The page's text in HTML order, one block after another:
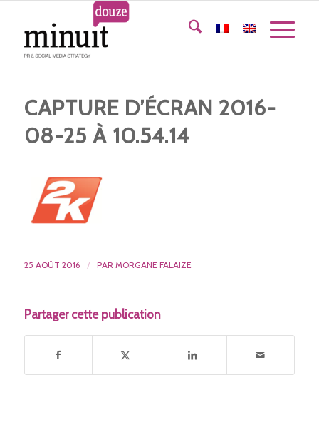
CAPTURE D’ÉCRAN 2016-
08-25 À 10.54.14
25 AOÛT 2016 / PAR MORGANE FALAIZE
Partager cette publication